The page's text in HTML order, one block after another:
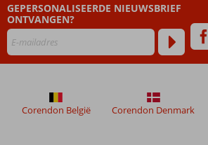
GEPERSONALISEERDE NIEUWSBRIEF
ONTVANGEN?
Corendon België Corendon Denmark